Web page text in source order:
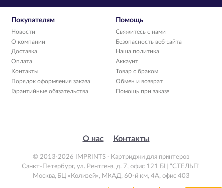
Покупателям
Новости
О компании
Доставка
Оплата
Контакты
Порядок оформления заказа
Гарантийные обязательства
Помощь
Свяжитесь с нами
Безопасность веб-сайта
Наша политика
Аккаунт
Товар с браком
Обмен и возврат
Помощь при заказе
О нас Контакты
© 2013-2026 IMPRINTS - Картриджи для принтеров
Санкт-Петербург, ул. Рентгена, д. 7, офис 121 БЦ "СТЕЛЬП"
Москва, БЦ «Колизей», МКАД, 60-й км, 4А, офис 403